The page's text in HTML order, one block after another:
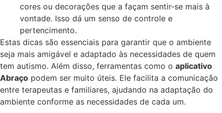
cores ou decorações que a façam sentir-se mais à
vontade. Isso dá um senso de controle e
pertencimento.
Estas dicas são essenciais para garantir que o ambiente
seja mais amigável e adaptado às necessidades de quem
tem autismo. Além disso, ferramentas como o aplicativo
Abraço podem ser muito úteis. Ele facilita a comunicação
entre terapeutas e familiares, ajudando na adaptação do
ambiente conforme as necessidades de cada um.